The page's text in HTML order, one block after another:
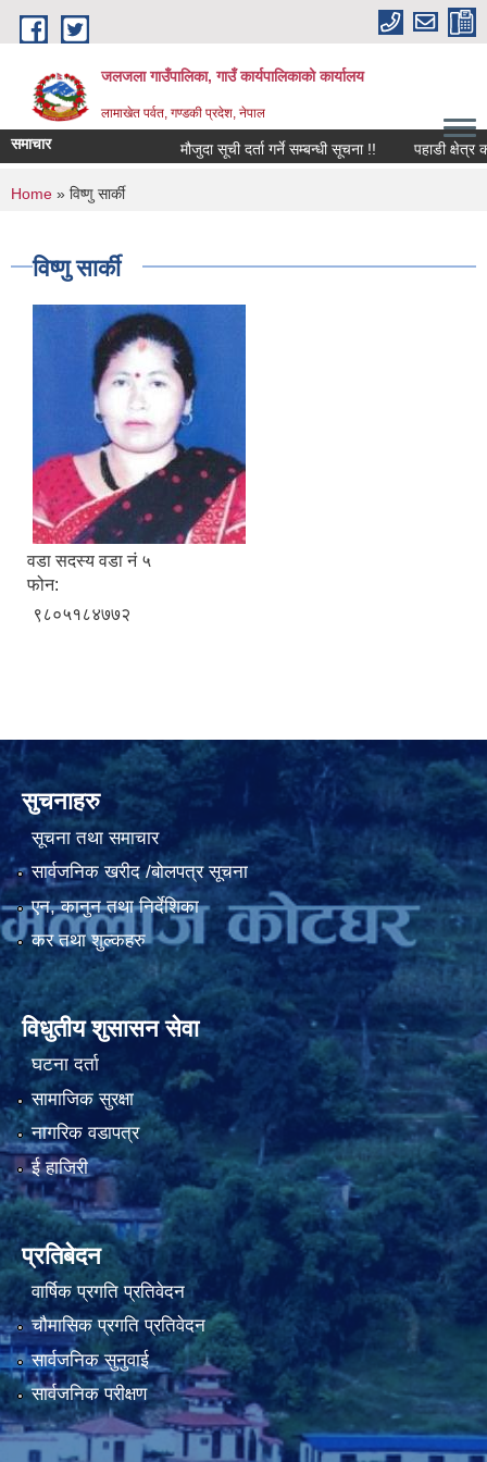
Skip to main content
जलजला गाउँपालिका, गाउँ कार्यपालिकाको कार्यालय
लामाखेत पर्वत, गण्डकी प्रदेश, नेपाल
नियमित खाेप केन्द्र विवरण
समाचार मौजुदा सूची दर्ता गर्ने सम्बन्धी सूचना !! पहाडी क्षेत्र
You are here
Home » विष्णु सार्की
विष्णु सार्की
वडा सदस्य वडा नं ५
फोन:
९८०५१८४७७२
सुचनाहरु
सूचना तथा समाचार
सार्वजनिक खरीद /बोलपत्र सूचना
एन, कानुन तथा निर्देशिका
कर तथा शुल्कहरु
विधुतीय शुसासन सेवा
घटना दर्ता
सामाजिक सुरक्षा
नागरिक वडापत्र
ई हाजिरी
प्रतिबेदन
वार्षिक प्रगति प्रतिवेदन
चौमासिक प्रगति प्रतिवेदन
सार्वजनिक सुनुवाई
सार्वजनिक परीक्षण